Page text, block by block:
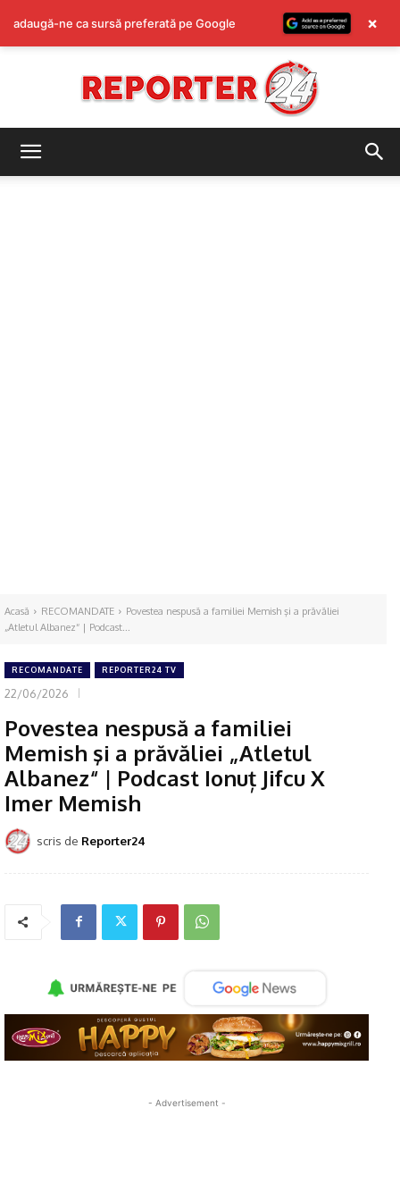
Acasă RECOMANDATE
Povestea nespusă a familiei Memish şi a prăvăliei
„Atletul Albanez“ | Podcast...
RECOMANDATE REPORTER24 TV
22/06/2026
Povestea nespusă a familiei
Memish şi a prăvăliei „Atletul
Albanez“ | Podcast Ionuț Jifcu X
Imer Memish
scris de Reporter24
- Advertisement -
adaugă-ne ca sursă preferată pe Google ×